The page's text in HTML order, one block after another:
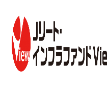
トップ
専門家インタビュー
第49回